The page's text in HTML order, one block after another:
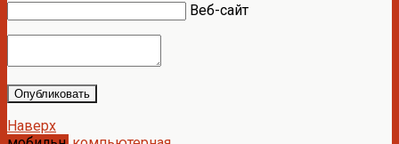
Веб-сайт
Опубликовать
Наверх